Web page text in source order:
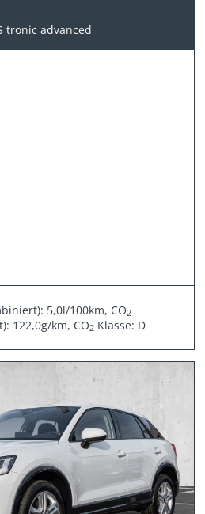
tronic advanced
5,0l/100km, CO2
122,0g/km, CO2 Klasse: D